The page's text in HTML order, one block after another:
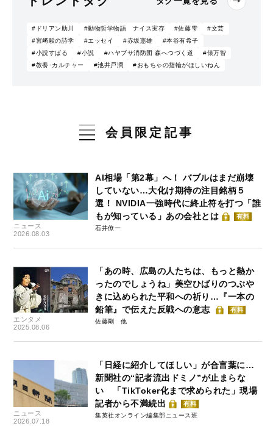
#ドリアン助川 #動物哲学物語 ナイス実存 #佐藤雫
#文芸
#宮﨑駿の詩学
#エッセイ #赤坂憲雄
#本谷有希子
#小説すばる
#小説 #ハヤブサ消防団 森へつづく道
#俵万智
#教養･カルチャー
#池井戸潤 #おもちゃの指輪がほしいねん
会員限定記事
ニュース
2026.08.03
AI相場「第2幕」へ！ バブルはまだ崩壊
していない…大化け期待の注目銘柄５
選！ NVIDIA一強時代に終止符を打つ「誰
もが知っている」あの会社とは
有料
石井僚一
エンタメ
2025.08.06
「あの時、広島の人たちは、もっと熱か
ったのでしょうね」美空ひばりのつぶや
きに込められた平和への祈り…『一本の
鉛筆』で伝えた反戦への意志
有料
佐藤剛
ニュース
2026.07.18
「日経に紹介してほしい」が合言葉に…
新聞社の“記者流出ドミノ”が止まらな
い 「TikToker化まで求められた」現場
記者から不満続出
有料
集英社オンライン編集部ニュース班